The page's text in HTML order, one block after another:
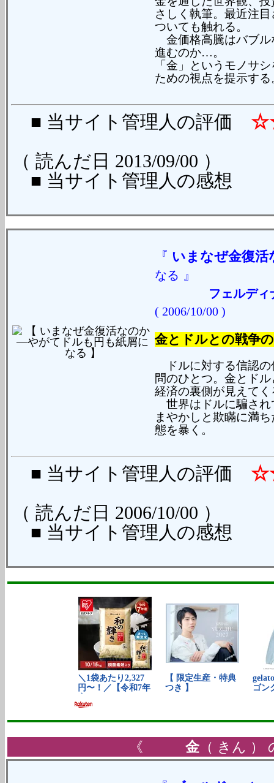
さしく執筆。最近注
ついても触れる。
金価格高騰はバブル
進むのか…。
「金」というモノサ
ための視点を提示する
■ 当サイト管理人の評価
（ 読んだ日 2013/09/00 ）
■ 当サイト管理人の感想
『 いまなぜ金復活
なる 』
フェルディ
( 2006/10/00 )
金とドルとの戦争
ドルに対する信認の
問のひとつ。金とド
経済の裏側が見えてく
世界はドルに騙され
まやかしと欺瞞に満
態を暴く。
■ 当サイト管理人の評価
（ 読んだ日 2006/10/00 ）
■ 当サイト管理人の感想
《金 （ きん ）